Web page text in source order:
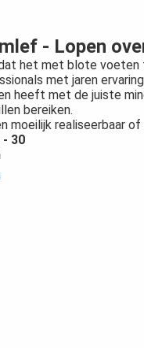
- Lopen
het met blote
met jaren
heeft met de juiste
bereiken.
moeilijk realiseerbaar
30